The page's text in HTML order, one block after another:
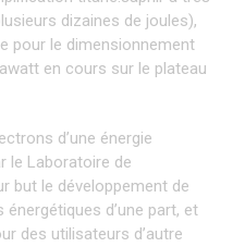
dizaines de joules),
pour le dimensionnement
en cours sur le plateau
d’une énergie
le Laboratoire de
but le développement de
d’une part, et
des utilisateurs d’autre